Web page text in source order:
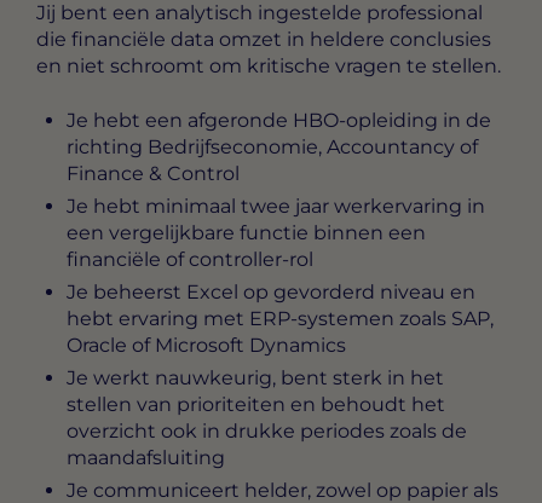
Jij bent een analytisch ingestelde professional
die financiële data omzet in heldere conclusies
en niet schroomt om kritische vragen te stellen.
Je hebt een afgeronde HBO-opleiding in de
richting Bedrijfseconomie, Accountancy of
Finance & Control
Je hebt minimaal twee jaar werkervaring in
een vergelijkbare functie binnen een
financiële of controller-rol
Je beheerst Excel op gevorderd niveau en
hebt ervaring met ERP-systemen zoals SAP,
Oracle of Microsoft Dynamics
Je werkt nauwkeurig, bent sterk in het
stellen van prioriteiten en behoudt het
overzicht ook in drukke periodes zoals de
maandafsluiting
Je communiceert helder, zowel op papier als